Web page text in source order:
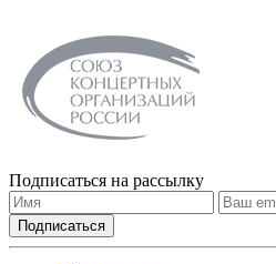
Подписаться на рассылку